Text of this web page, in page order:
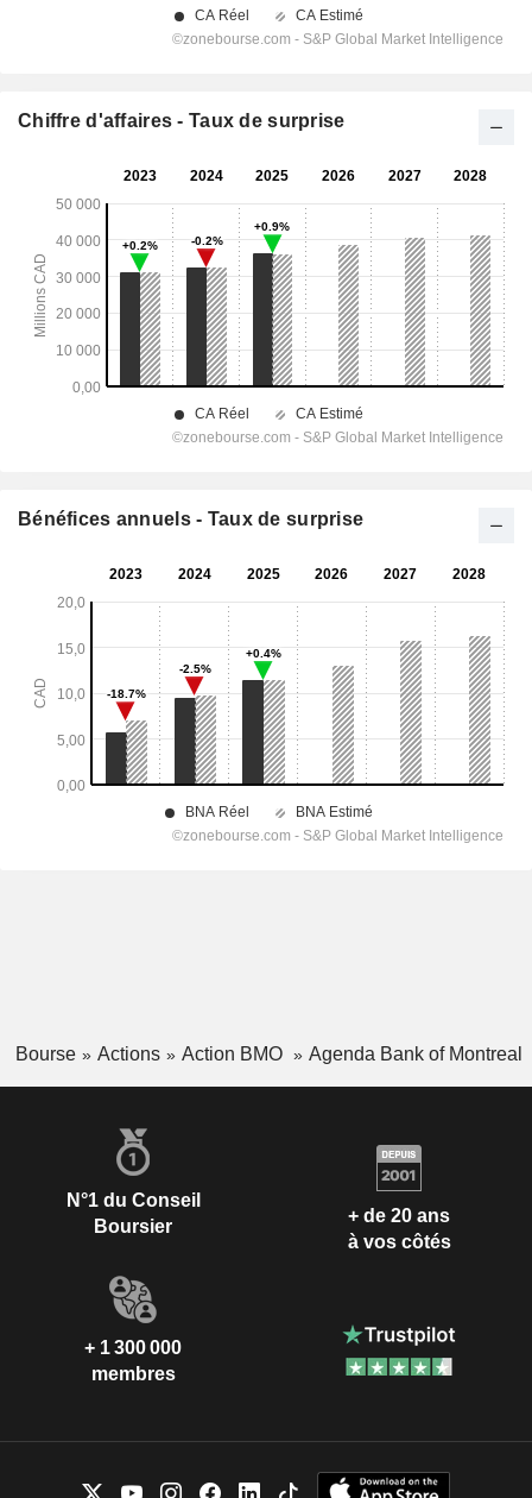
Chiffre d'affaires - Taux de surprise
Bénéfices annuels - Taux de surprise
Bourse Actions Action BMO Agenda Bank of Montreal
N°1 du Conseil
Boursier
+ de 20 ans
à vos côtés
+ 1 300 000
membres